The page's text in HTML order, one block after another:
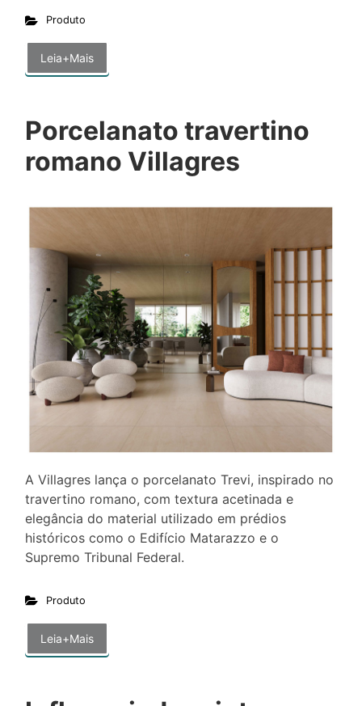
Produto
Leia+Mais
Porcelanato travertino
romano Villagres
A Villagres lança o porcelanato Trevi, inspirado no
travertino romano, com textura acetinada e
elegância do material utilizado em prédios
históricos como o Edifício Matarazzo e o
Supremo Tribunal Federal.
Produto
Leia+Mais